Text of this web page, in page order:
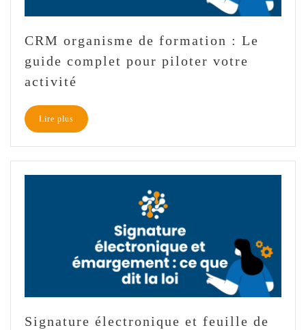
CRM organisme de formation : Le
guide complet pour piloter votre
activité
Lire plus
Signature électronique et feuille de